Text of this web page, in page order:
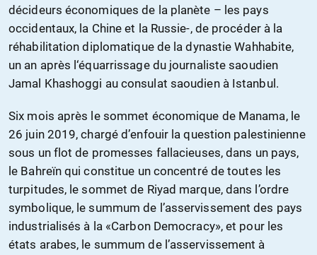
décideurs économiques de la planète – les pays
occidentaux, la Chine et la Russie-, de procéder à la
réhabilitation diplomatique de la dynastie Wahhabite,
un an après l‘équarrissage du journaliste saoudien
Jamal Khashoggi au consulat saoudien à Istanbul.
Six mois après le sommet économique de Manama, le
26 juin 2019, chargé d’enfouir la question palestinienne
sous un flot de promesses fallacieuses, dans un pays,
le Bahreïn qui constitue un concentré de toutes les
turpitudes, le sommet de Riyad marque, dans l’ordre
symbolique, le summum de l’asservissement des pays
industrialisés à la «Carbon Democracy», et pour les
états arabes, le summum de l’asservissement à